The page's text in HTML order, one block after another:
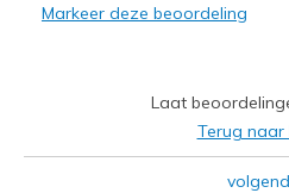
Beste toepassingen
Feels too
Feels true
View On Shoes
I'm Really
Markeer deze beoordeling
Laat
Terug naar